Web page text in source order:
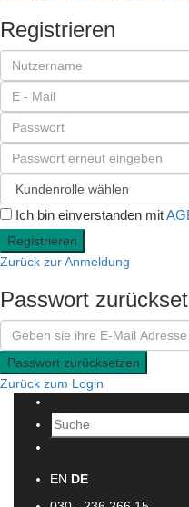
Registrieren
Ich bin einverstanden mit
Registrieren
Zurück zur Anmeldung
Passwort
Passwort zurücksetzen
Zurück zum Login
Suchen
EN DE